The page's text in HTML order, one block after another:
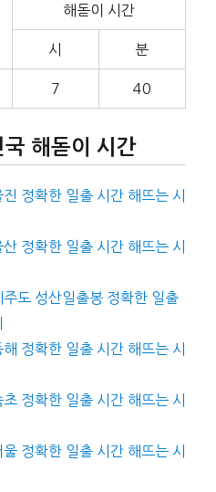
해돋이 시간
시 분
7 40
해돋이 시간
정확한 일출 시간 해뜨는 시
정확한 일출 시간 해뜨는 시
도 성산일출봉 정확한 일출
정확한 일출 시간 해뜨는 시
정확한 일출 시간 해뜨는 시
정확한 일출 시간 해뜨는 시